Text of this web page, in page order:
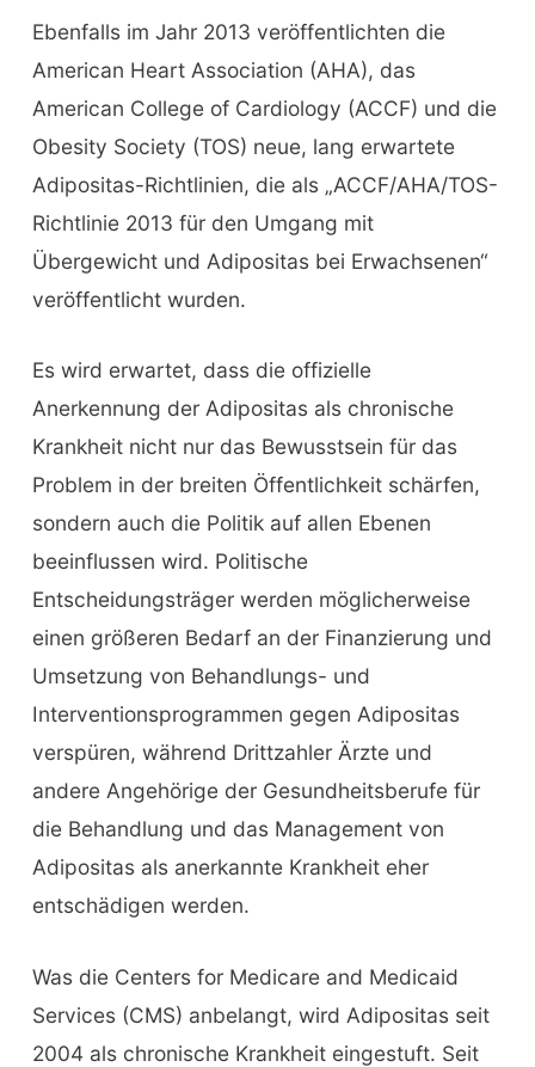
Ebenfalls im Jahr 2013 veröffentlichten die
American Heart Association (AHA), das
American College of Cardiology (ACCF) und die
Obesity Society (TOS) neue, lang erwartete
Adipositas-Richtlinien, die als „ACCF/AHA/TOS-
Richtlinie 2013 für den Umgang mit
Übergewicht und Adipositas bei Erwachsenen“
veröffentlicht wurden.
Es wird erwartet, dass die offizielle
Anerkennung der Adipositas als chronische
Krankheit nicht nur das Bewusstsein für das
Problem in der breiten Öffentlichkeit schärfen,
sondern auch die Politik auf allen Ebenen
beeinflussen wird. Politische
Entscheidungsträger werden möglicherweise
einen größeren Bedarf an der Finanzierung und
Umsetzung von Behandlungs- und
Interventionsprogrammen gegen Adipositas
verspüren, während Drittzahler Ärzte und
andere Angehörige der Gesundheitsberufe für
die Behandlung und das Management von
Adipositas als anerkannte Krankheit eher
entschädigen werden.
Was die Centers for Medicare and Medicaid
Services (CMS) anbelangt, wird Adipositas seit
2004 als chronische Krankheit eingestuft. Seit